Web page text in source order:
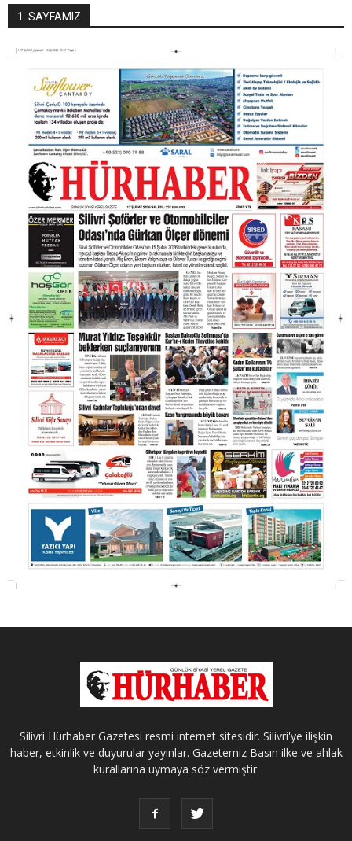
1. SAYFAMIZ
Silivri Hürhaber Gazetesi resmi internet sitesidir. Silivri'ye ilişkin
haber, etkinlik ve duyurular yayınlar. Gazetemiz Basın ilke ve ahlak
kurallarına uymaya söz vermiştir.